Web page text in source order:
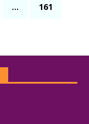
… 161